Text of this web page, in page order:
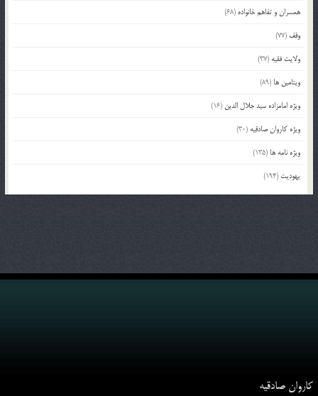
همسران و تفاهم خانواده (68)
وقف (77)
ولایت فقیه (37)
ویتامین ها (89)
ویژه امامزاده سید جلال الدین (16)
ویژه کاروان صادقیه (30)
ویژه نامه ها (135)
یهودیت (194)
کاروان صادقیه